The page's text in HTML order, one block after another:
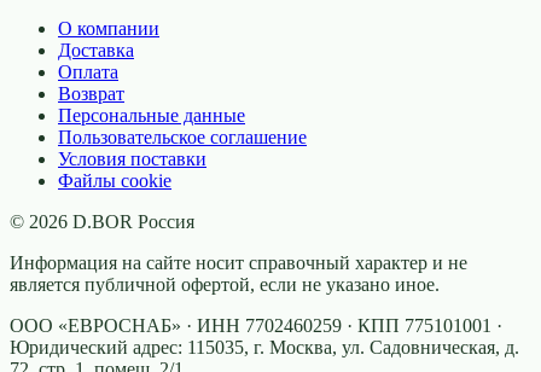
О компании
Доставка
Оплата
Возврат
Персональные данные
Пользовательское соглашение
Условия поставки
Файлы cookie
© 2026 D.BOR Россия
Информация на сайте носит справочный характер и не
является публичной офертой, если не указано иное.
ООО «ЕВРОСНАБ» · ИНН 7702460259 · КПП 775101001 ·
Юридический адрес: 115035, г. Москва, ул. Садовническая, д.